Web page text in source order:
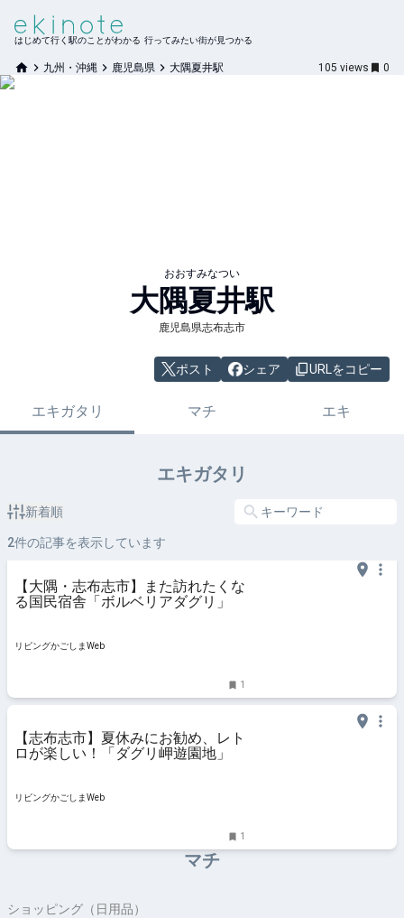
はじめて行く駅のことがわかる 行ってみたい街が見つかる
九州・沖縄 鹿児島県 大隅夏井駅 105 views 0
おおすみなつい
大隅夏井駅
鹿児島県志布志市
ポスト シェア URLをコピー
エキガタリ マチ エキ
エキガタリ
新着順
2件の記事を表示しています
【大隅・志布志市】また訪れたくな
る国民宿舎「ボルベリアダグリ」
リビングかごしまWeb
1
【志布志市】夏休みにお勧め、レト
ロが楽しい！「ダグリ岬遊園地」
リビングかごしまWeb
1
マチ
ショッピング（日用品）